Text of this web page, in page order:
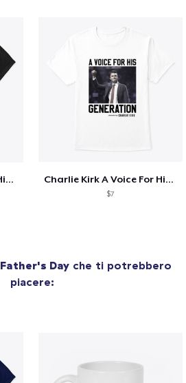
Charlie Kirk A Voice For His Generation Charlie Kirk A Voice For His Generation
$7
Father's Day che ti potrebbero
piacere: